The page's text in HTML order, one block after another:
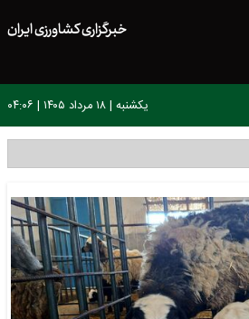
خبرگزاری کشاورزی ایران
یکشنبه | ۱۸ مرداد ۱۴۰۵ | ۰۴:۰۶